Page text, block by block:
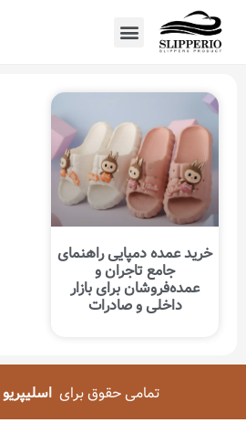
خرید عمده دمپایی راهنمای
جامع تاجران و
عمده‌فروشان برای بازار
داخلی و صادرات
تمامی حقوق برایاسلیپریو